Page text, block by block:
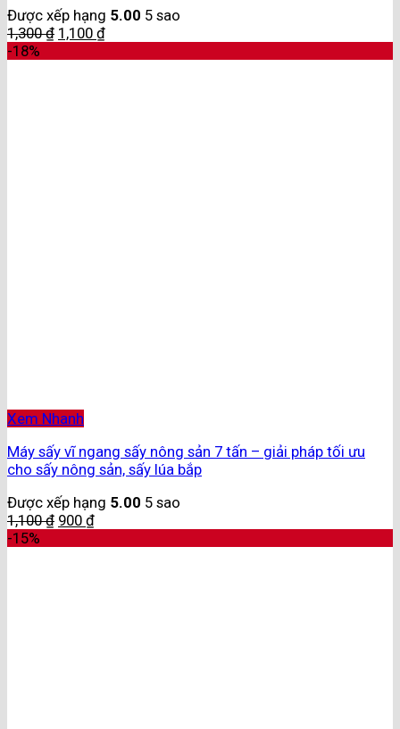
Được xếp hạng 5.00 5 sao
1,300₫ 1,100 ₫
-18%
Xem Nhanh
Máy sấy vĩ ngang sấy nông sản 7 tấn – giải pháp tối ưu
cho sấy nông sản, sấy lúa bắp
Được xếp hạng 5.00 5 sao
1,100₫ 900 ₫
-15%